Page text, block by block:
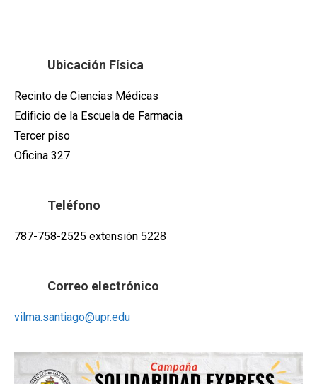
Ubicación Física
Recinto de Ciencias Médicas
Edificio de la Escuela de Farmacia
Tercer piso
Oficina 327
Teléfono
787-758-2525 extensión 5228
Correo electrónico
vilma.santiago@upr.edu